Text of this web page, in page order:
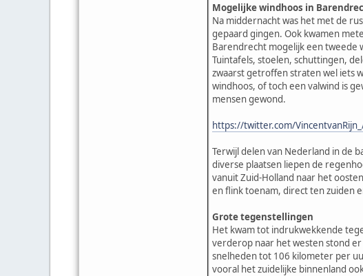
Mogelijke windhoos in
Na middernacht was het met de
gepaard gingen. Ook kwamen
Barendrecht mogelijk een tweede
Tuintafels, stoelen, schuttingen,
zwaarst getroffen straten wel iets
windhoos, of toch een valwind is
mensen gewond.
https://twitter.com/
Terwijl delen van Nederland in de
diverse plaatsen liepen de
vanuit Zuid-Holland naar het
en flink toenam, direct ten zuiden
Grote tegenstellingen
Het kwam tot indrukwekkende
verderop naar het westen stond
snelheden tot 106 kilometer per
vooral het zuidelijke binnenland